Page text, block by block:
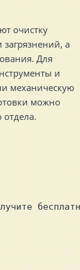
очистку
а
Для
и
механическую
можно